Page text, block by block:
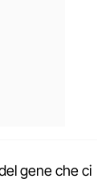
gene che ci